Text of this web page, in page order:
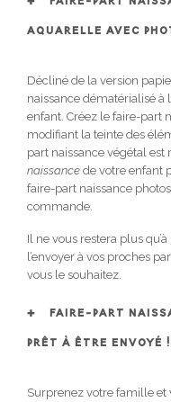
AQUARELLE AVEC
Décliné de la version
naissance dématérialisé à
enfant. Créez le faire-part
modifiant la teinte des
part naissance végétal
naissance de votre enfant
faire-part naissance
commande.
Il ne vous restera plus
l’envoyer à vos proches
vous le souhaitez.
FAIRE-PART
PRÊT À ÊTRE ENVOYÉ !
Surprenez votre famille et